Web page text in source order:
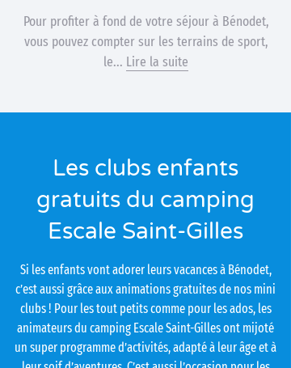
Pour profiter à fond de votre séjour à Bénodet,
vous pouvez compter sur les terrains de sport,
le... Lire la suite
Les clubs enfants
gratuits du camping
Escale Saint-Gilles
Si les enfants vont adorer leurs vacances à Bénodet,
c’est aussi grâce aux animations gratuites de nos mini
clubs ! Pour les tout petits comme pour les ados, les
animateurs du camping Escale Saint-Gilles ont mijoté
un super programme d’activités, adapté à leur âge et à